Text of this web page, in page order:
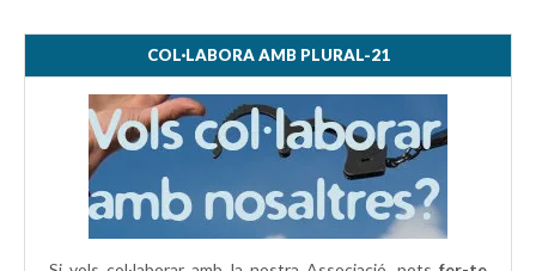
COL·LABORA AMB PLURAL-21